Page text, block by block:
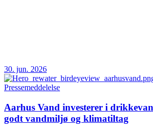
30. jun. 2026
Pressemeddelelse
Aarhus Vand investerer i
godt vandmiljø og klimatiltag